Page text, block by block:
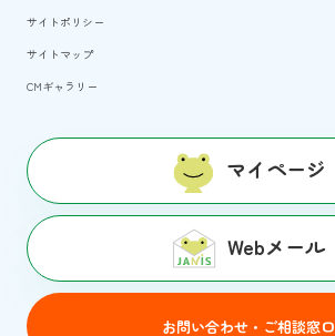
サイトポリシー
サイトマップ
CMギャラリー
マイページ
Webメール
お問い合わせ・ご相談窓口